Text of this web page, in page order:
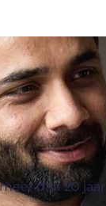
dan 20 jaar